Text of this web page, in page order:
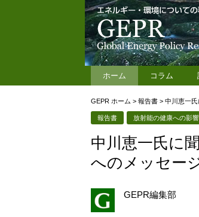
ホーム コラム
GEPR ホーム > 報告書 > 中川恵一
報告書 放射能の健康への影響
中川恵一氏に
へのメッセー
GEPR編集部